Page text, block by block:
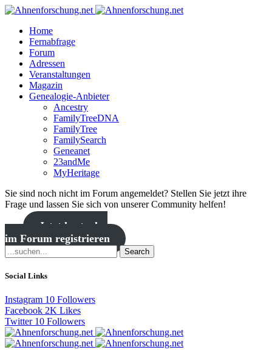
Home
Fernabfrage
Forum
Adressen
Veranstaltungen
Magazin
Genealogie-Anbieter
Ancestry
FamilyTreeDNA
FamilyTree
FamilySearch
Geneanet
23andMe
MyHeritage
Sie sind noch nicht im Forum angemeldet? Stellen Sie jetzt ihre
Frage und lassen Sie sich von unserer Community helfen!
Jetzt kostenlos
im Forum registrieren
Search
Social Links
Instagram 10 Followers
Facebook 2K Likes
Twitter 10 Followers